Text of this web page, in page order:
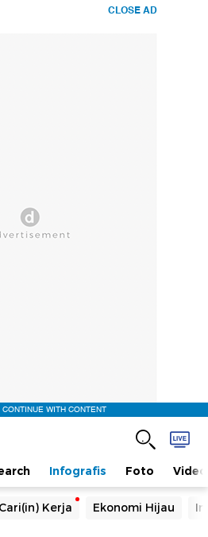
CLOSE AD
WITH CONTENT
Infografis Foto Video
Cari(in) Kerja Ekonomi Hijau